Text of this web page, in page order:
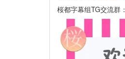
桜都字幕组TG交流群：